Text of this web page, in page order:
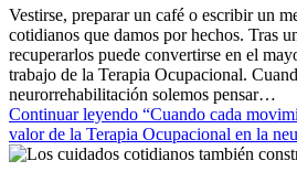
Vestirse, preparar un café o escribir un
cotidianos que damos por hechos. Tras
recuperarlos puede convertirse en el
trabajo de la Terapia Ocupacional.
neurorrehabilitación solemos pensar…
Continuar leyendo “Cuando cada
valor de la Terapia Ocupacional en la